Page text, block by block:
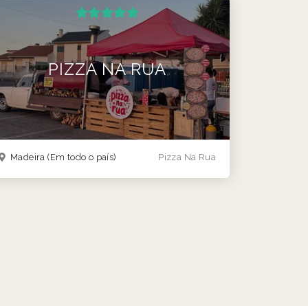
PIZZA NA RUA
Pizza Na Rua
Madeira(Em todo o país)